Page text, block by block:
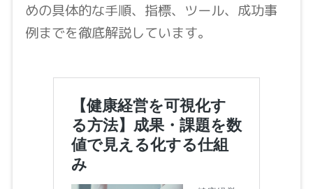
めの具体的な手順、指標、ツール、成功事
例までを徹底解説しています。